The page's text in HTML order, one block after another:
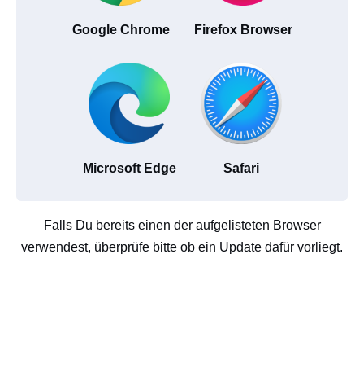
Google Chrome Firefox Browser
Microsoft Edge Safari
Falls Du bereits einen der aufgelisteten Browser
verwendest, überprüfe bitte ob ein Update dafür vorliegt.